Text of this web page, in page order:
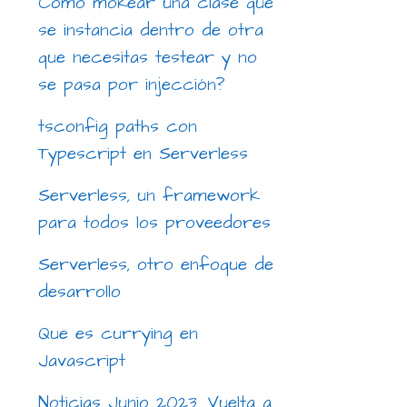
se instancia dentro de otra
que necesitas testear y no
se pasa por injección?
tsconfig paths con
Typescript en Serverless
Serverless, un framework
para todos los proveedores
Serverless, otro enfoque de
desarrollo
Que es currying en
Javascript